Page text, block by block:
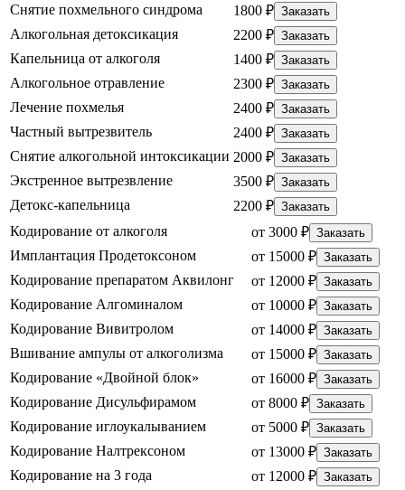
Снятие похмельного синдрома 1800 ₽ Заказать
Алкогольная детоксикация 2200 ₽ Заказать
Капельница от алкоголя 1400 ₽ Заказать
Алкогольное отравление 2300 ₽ Заказать
Лечение похмелья 2400 ₽ Заказать
Частный вытрезвитель 2400 ₽ Заказать
Снятие алкогольной интоксикации 2000 ₽ Заказать
Экстренное вытрезвление 3500 ₽ Заказать
Детокс-капельница 2200 ₽ Заказать
Кодирование от алкоголя от 3000 ₽ Заказать
Имплантация Продетоксоном от 15000 ₽ Заказать
Кодирование препаратом Аквилонг от 12000 ₽ Заказать
Кодирование Алгоминалом от 10000 ₽ Заказать
Кодирование Вивитролом от 14000 ₽ Заказать
Вшивание ампулы от алкоголизма от 15000 ₽ Заказать
Кодирование «Двойной блок» от 16000 ₽ Заказать
Кодирование Дисульфирамом от 8000 ₽ Заказать
Кодирование иглоукалыванием от 5000 ₽ Заказать
Кодирование Налтрексоном от 13000 ₽ Заказать
Кодирование на 3 года от 12000 ₽ Заказать